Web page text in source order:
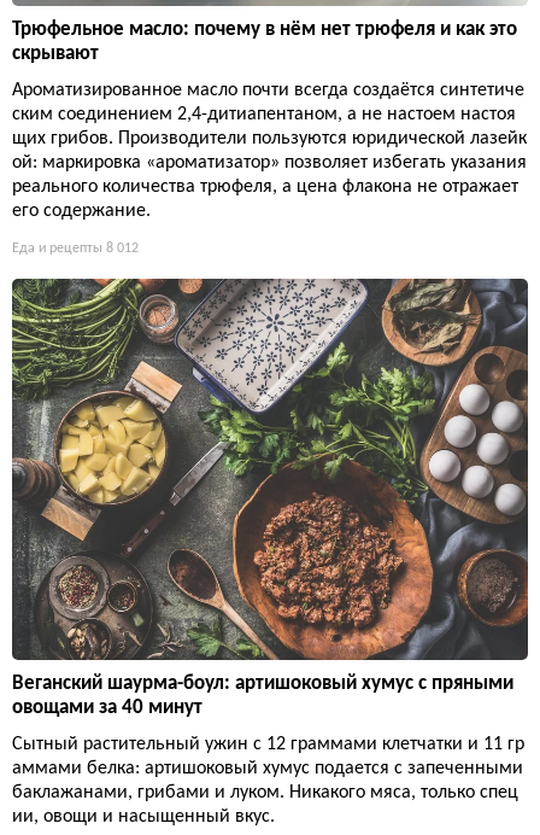
Трюфельное масло: почему в нём нет трюфеля и как это
скрывают
Ароматизированное масло почти всегда создаётся синтетиче
ским соединением 2,4-дитиапентаном, а не настоем настоя
щих грибов. Производители пользуются юридической лазейк
ой: маркировка «ароматизатор» позволяет избегать указания
реального количества трюфеля, а цена флакона не отражает
его содержание.
Еда и рецепты 8 012
Веганский шаурма-боул: артишоковый хумус с пряными
овощами за 40 минут
Сытный растительный ужин с 12 граммами клетчатки и 11 гр
аммами белка: артишоковый хумус подается с запеченными
баклажанами, грибами и луком. Никакого мяса, только спец
ии, овощи и насыщенный вкус.